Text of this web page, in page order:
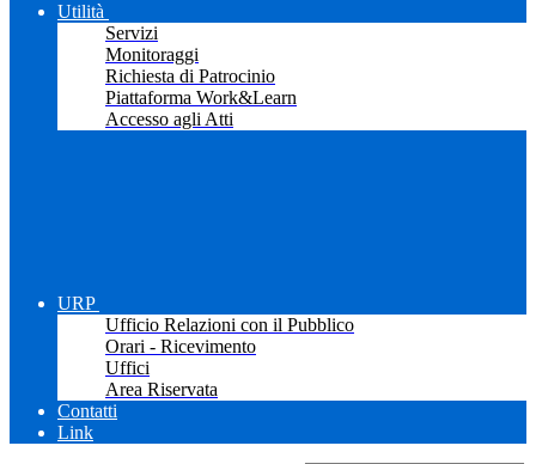
Utilità
Servizi
Monitoraggi
Richiesta di Patrocinio
Piattaforma Work&Learn
Accesso agli Atti
URP
Ufficio Relazioni con il Pubblico
Orari - Ricevimento
Uffici
Area Riservata
Contatti
Link